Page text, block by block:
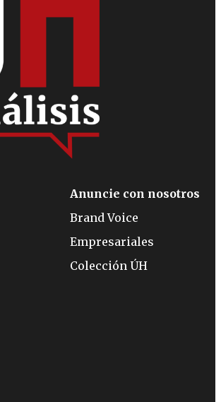
Anuncie con nosotros
Brand Voice
Empresariales
Colección ÚH